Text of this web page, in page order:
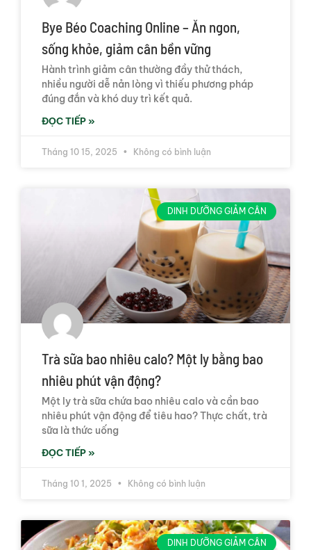
Bye Béo Coaching Online – Ăn ngon,
sống khỏe, giảm cân bền vững
Hành trình giảm cân thường đầy thử thách,
nhiều người dễ nản lòng vì thiếu phương pháp
đúng đắn và khó duy trì kết quả.
ĐỌC TIẾP »
Tháng 10 15, 2025 Không có bình luận
DINH DƯỠNG GIẢM CÂN
Trà sữa bao nhiêu calo? Một ly bằng bao
nhiêu phút vận động?
Một ly trà sữa chứa bao nhiêu calo và cần bao
nhiêu phút vận động để tiêu hao? Thực chất, trà
sữa là thức uống
ĐỌC TIẾP »
Tháng 10 1, 2025 Không có bình luận
DINH DƯỠNG GIẢM CÂN